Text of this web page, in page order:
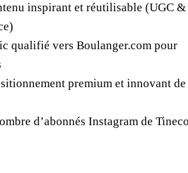
inspirant et réutilisable (UGC &
qualifié vers Boulanger.com pour
premium et innovant de
d’abonnés Instagram de